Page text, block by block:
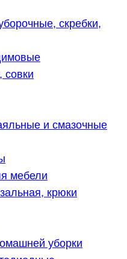
скребки,
совки
и смазочные
мебели
крюки
уборки